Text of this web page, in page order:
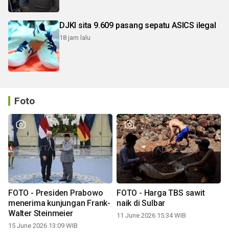
DJKI sita 9.609 pasang sepatu ASICS ilegal
18 jam lalu
Foto
FOTO - Presiden Prabowo
menerima kunjungan Frank-
Walter Steinmeier
15 June 2026 13:09 WIB
FOTO - Harga TBS sawit
naik di Sulbar
11 June 2026 15:34 WIB